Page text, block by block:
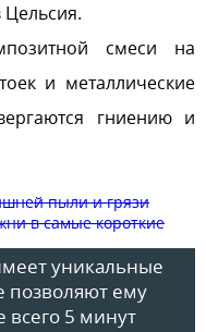
Цельсия.
смеси на
и металлические
гниению и
уникальные
позволяют ему
всего 5 минут